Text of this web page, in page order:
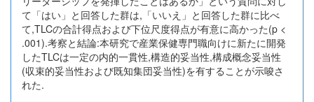
て「はい」と回答した群は,「いいえ」と回答した群に比べ
て,TLCの合計得点および下位尺度得点が有意に高かった(p <
.001).考察と結論:本研究で産業保健専門職向けに新たに開発
したTLCは一定の内的一貫性,構造的妥当性,構成概念妥当性
(収束的妥当性および既知集団妥当性)を有することが示唆さ
れた.